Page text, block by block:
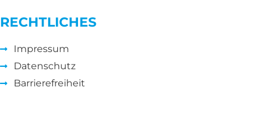
RECHTLICHES
Impressum
Datenschutz
Barrierefreiheit